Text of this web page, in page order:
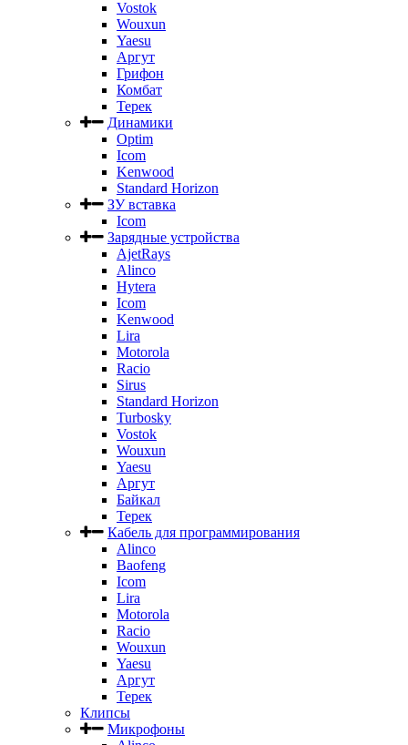
Vostok
Wouxun
Yaesu
Аргут
Грифон
Комбат
Терек
Динамики
Optim
Icom
Kenwood
Standard Horizon
ЗУ вставка
Icom
Зарядные устройства
AjetRays
Alinco
Hytera
Icom
Kenwood
Lira
Motorola
Racio
Sirus
Standard Horizon
Turbosky
Vostok
Wouxun
Yaesu
Аргут
Байкал
Терек
Кабель для программирования
Alinco
Baofeng
Icom
Lira
Motorola
Racio
Wouxun
Yaesu
Аргут
Терек
Клипсы
Микрофоны